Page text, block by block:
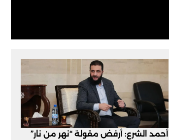
أحمد الشرع: أرفض مقولة “نهر من نار”